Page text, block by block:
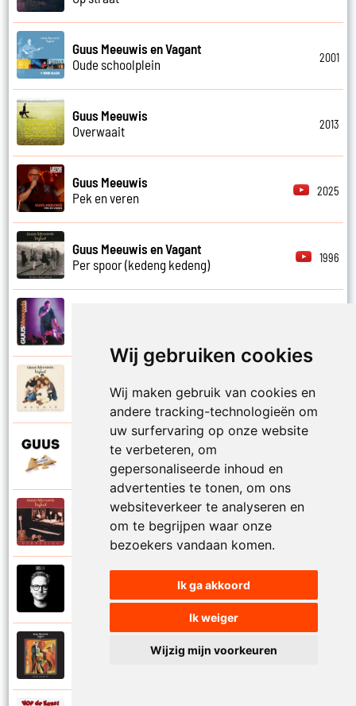
Wij gebruiken cookies
Wij maken gebruik van cookies en
andere tracking-technologieën om
uw surfervaring op onze website
te verbeteren, om
gepersonaliseerde inhoud en
advertenties te tonen, om ons
websiteverkeer te analyseren en
om te begrijpen waar onze
bezoekers vandaan komen.
Ik ga akkoord
Ik weiger
Wijzig mijn voorkeuren
Guus Meeuwis en Vagant
Oude schoolplein
2001
Guus Meeuwis
Overwaait
2013
Guus Meeuwis
Pek en veren
2025
Guus Meeuwis en Vagant
Per spoor (kedeng kedeng)
1996
Guus Meeuwis
Guus Meeuwis en Vagant
Samen apart
Samen gaan
Guus Meeuwis en Vagant